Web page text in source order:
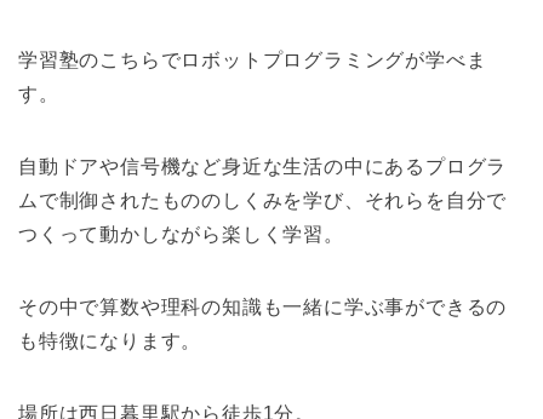
学習塾のこちらでロボットプログラミングが学べま
す。
自動ドアや信号機など身近な生活の中にあるプログラ
ムで制御されたもののしくみを学び、それらを自分で
つくって動かしながら楽しく学習。
その中で算数や理科の知識も一緒に学ぶ事ができるの
も特徴になります。
場所は西日暮里駅から徒歩1分。